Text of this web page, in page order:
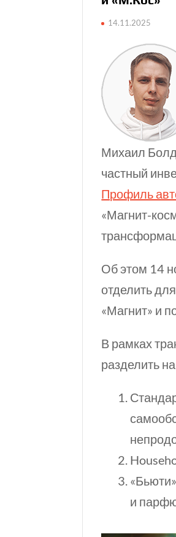
14.11.2025
Михаил
частный
Профиль
«Магнит-
Об этом 14
отделить
«Магнит» и
В рамках
разделить
и